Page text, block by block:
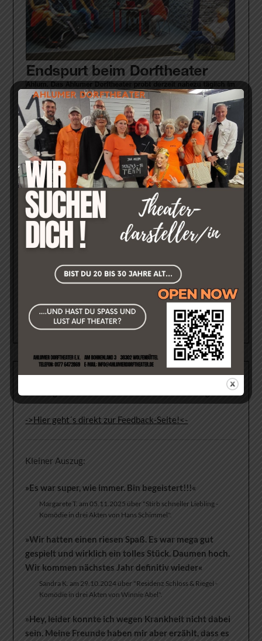
Mit freundlicher Genehmigung des Wolfenbütteler
Schaufensters
FEEDBACK UNSERER GÄSTE
->Hier geht´s direkt zur Feedback-Seite!<-
Kleiner Auszug:
»Es war super, wie immer. Bin begeistert!!!«
Margarete T. am 05.11.2025 über "Stirb schneller Liebling -
Komödie in drei Akten von Hans Schimmel".
»Wir hatten einen riesen Spaß. Es war mega gut
gespielt und wirklich ein tolles Stück. Daumen hoch.
Wir kommen nächstes Jahr definitiv wieder«
Sandra K. am 29.10.2024 über "Residenz Schloss & Riegel -
Komödie in drei Akten von Winnie Abel".
»Hey, leider konnte ich wegen Krankheit nicht dabei
sein. Meine Freunde haben mir aber erzählt, dass es